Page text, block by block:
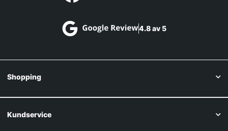
4.8 av 5
Shopping
Kundservice